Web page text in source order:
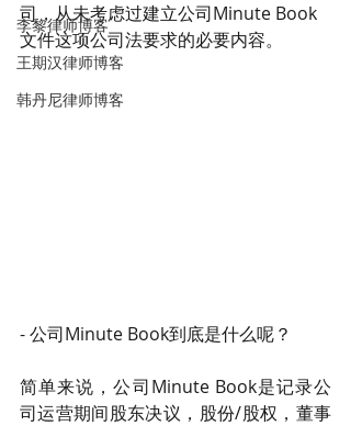
李黎律师博客
王期汉律师博客
韩丹尼律师博客
司，从未考虑过建立公司Minute Book
文件这项公司法要求的必要内容。
- 公司Minute Book到底是什么呢？
简单来说，公司Minute Book是记录公
司运营期间股东决议，股份/股权，董事